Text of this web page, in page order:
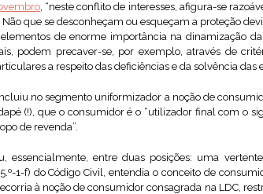
, “neste conflito de interesses, afigura-se
que se desconheçam ou esqueçam a proteção
de enorme importância na dinamização
podem precaver-se, por exemplo, através de
a respeito das deficiências e da solvência das
no segmento uniformizador a noção de
(!), que o consumidor é o “utilizador final com o
de revenda”.
essencialmente, entre duas posições: uma
1-f) do Código Civil, entendia o conceito de
à noção de consumidor consagrada na LDC,